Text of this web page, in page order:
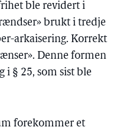
ble revidert i
brukt i tredje
arkaisering. Korrekt
Denne formen
§ 25, som sist ble
forekommer et